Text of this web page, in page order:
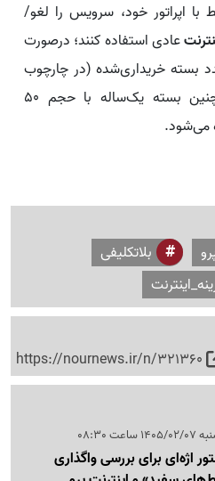
با اپراتور خود، سرویس را لغو/
عادی استفاده کنند؛ درصورت
بسته خریداری‌شده (در چارچوب
اعتبار آن) وجود دارد. همچنین بسته یک‌ساله با حجم ۵۰
می‌شود.
بلاتکلیفی
https://nournews.ir/n/321360
ساعت 08:30
اژه‌ای برای بررسی واگذاری